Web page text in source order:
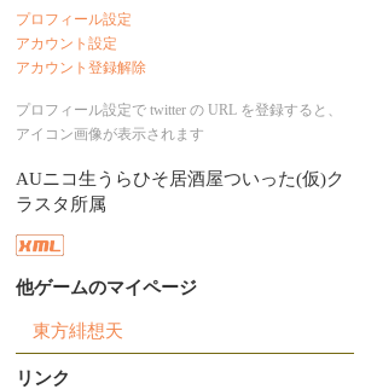
プロフィール設定
アカウント設定
アカウント登録解除
プロフィール設定で twitter の URL を登録すると、
アイコン画像が表示されます
AUニコ生うらひそ居酒屋ついった(仮)ク
ラスタ所属
他ゲームのマイページ
東方緋想天
リンク